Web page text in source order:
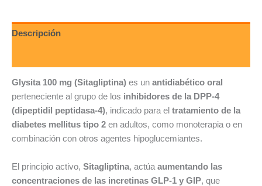
Descripción
Glysita 100 mg (Sitagliptina) es un antidiabético oral
perteneciente al grupo de los inhibidores de la DPP-4
(dipeptidil peptidasa-4), indicado para el tratamiento de la
diabetes mellitus tipo 2 en adultos, como monoterapia o en
combinación con otros agentes hipoglucemiantes.
El principio activo, Sitagliptina, actúa aumentando las
concentraciones de las incretinas GLP-1 y GIP, que